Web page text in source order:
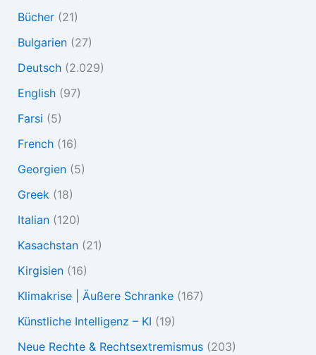
Bücher(21)
Bulgarien(27)
Deutsch(2.029)
English(97)
Farsi (5)
French(16)
Georgien(5)
Greek(18)
Italian(120)
Kasachstan(21)
Kirgisien(16)
Klimakrise | Äußere Schranke(167)
Künstliche Intelligenz – KI (19)
Neue Rechte & Rechtsextremismus(203)